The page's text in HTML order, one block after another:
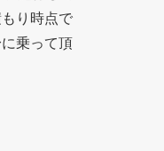
り時点で
乗って頂